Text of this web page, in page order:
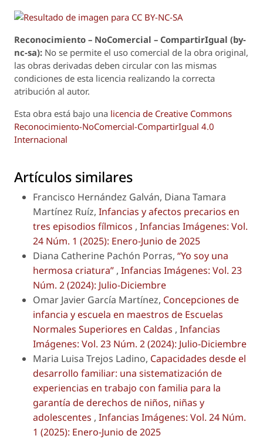
Reconocimiento – NoComercial – CompartirIgual (by-
nc-sa): No se permite el uso comercial de la obra original,
las obras derivadas deben circular con las mismas
condiciones de esta licencia realizando la correcta
atribución al autor.
Esta obra está bajo una licencia de Creative Commons
Reconocimiento-NoComercial-CompartirIgual 4.0
Internacional
Artículos similares
Francisco Hernández Galván, Diana Tamara
Martínez Ruíz, Infancias y afectos precarios en
tres episodios fílmicos , Infancias Imágenes: Vol.
24 Núm. 1 (2025): Enero-Junio de 2025
Diana Catherine Pachón Porras, “Yo soy una
hermosa criatura” , Infancias Imágenes: Vol. 23
Núm. 2 (2024): Julio-Diciembre
Omar Javier García Martínez, Concepciones de
infancia y escuela en maestros de Escuelas
Normales Superiores en Caldas , Infancias
Imágenes: Vol. 23 Núm. 2 (2024): Julio-Diciembre
Maria Luisa Trejos Ladino, Capacidades desde el
desarrollo familiar: una sistematización de
experiencias en trabajo con familia para la
garantía de derechos de niños, niñas y
adolescentes , Infancias Imágenes: Vol. 24 Núm.
1 (2025): Enero-Junio de 2025